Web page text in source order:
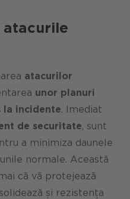
atacurile
atacurilor
unor planuri
la incidente. Imediat
de securitate, sunt
a minimiza daunele
normale. Această
că vă protejează
și rezistența